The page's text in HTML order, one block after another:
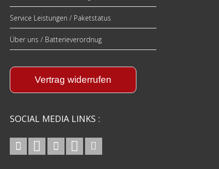
Service Leistungen / Paketstatus
Über uns / Batterieverordnug
Vertrag widerrufen
SOCIAL MEDIA LINKS :